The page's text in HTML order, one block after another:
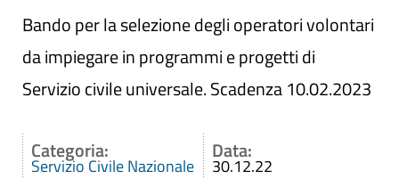
Bando per la selezione degli operatori volontari
da impiegare in programmi e progetti di
Servizio civile universale. Scadenza 10.02.2023
Categoria:
Servizio Civile Nazionale
Data:
30.12.22